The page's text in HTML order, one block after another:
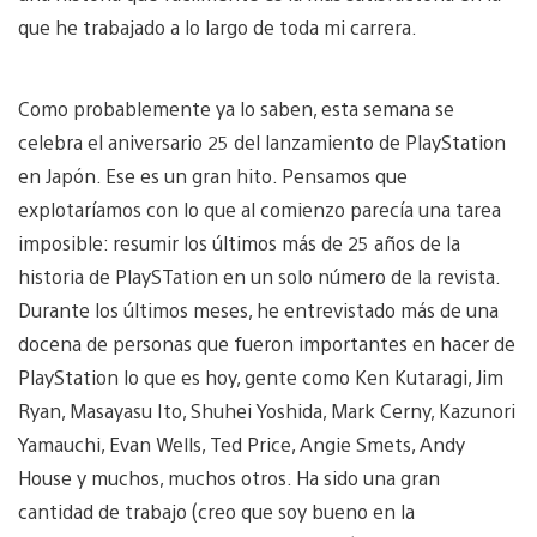
que he trabajado a lo largo de toda mi carrera.
Como probablemente ya lo saben, esta semana se
celebra el aniversario 25 del lanzamiento de PlayStation
en Japón. Ese es un gran hito. Pensamos que
explotaríamos con lo que al comienzo parecía una tarea
imposible: resumir los últimos más de 25 años de la
historia de PlaySTation en un solo número de la revista.
Durante los últimos meses, he entrevistado más de una
docena de personas que fueron importantes en hacer de
PlayStation lo que es hoy, gente como Ken Kutaragi, Jim
Ryan, Masayasu Ito, Shuhei Yoshida, Mark Cerny, Kazunori
Yamauchi, Evan Wells, Ted Price, Angie Smets, Andy
House y muchos, muchos otros. Ha sido una gran
cantidad de trabajo (creo que soy bueno en la